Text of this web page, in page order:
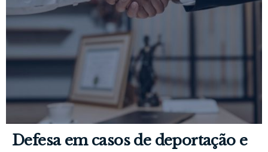
Defesa em casos de deportação e